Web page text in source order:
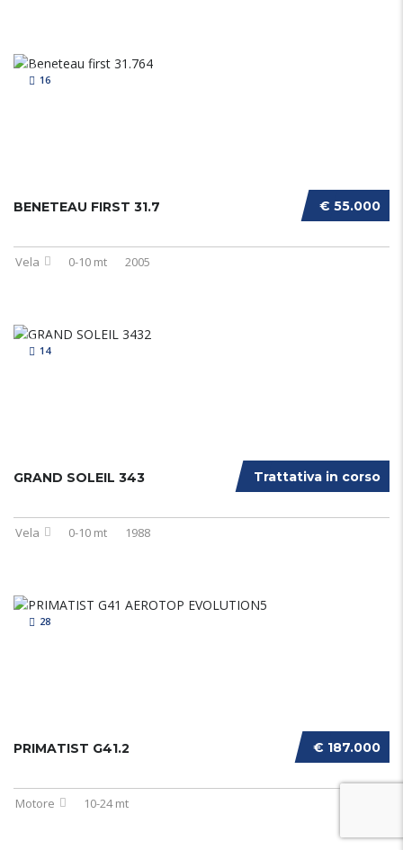
16
€ 55.000
BENETEAU FIRST 31.7
Vela 0-10 mt 2005
14
Trattativa in corso
GRAND SOLEIL 343
Vela 0-10 mt 1988
28
€ 187.000
PRIMATIST G41.2
Motore 10-24 mt